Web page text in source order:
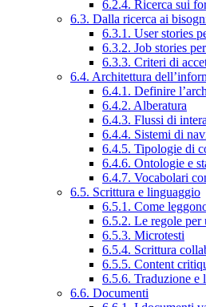
6.2.4. Ricerca sui
6.3. Dalla ricerca ai
6.3.1. User stories
6.3.2. Job stories
6.3.3. Criteri di
6.4. Architettura
6.4.1. Definire
6.4.2. Alberatura
6.4.3. Flussi di
6.4.4. Sistemi di
6.4.5. Tipologie di
6.4.6. Ontologie e
6.4.7. Vocabolari
6.5. Scrittura e linguaggio
6.5.1. Come
6.5.2. Le regole per
6.5.3. Microtesti
6.5.4. Scrittura
6.5.5. Content
6.5.6. Traduzione e
6.6. Documenti